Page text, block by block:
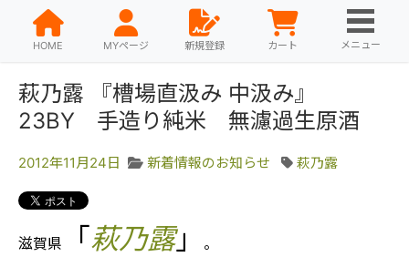
HOME MYページ 新規登録 カート メニュー
萩乃露 『槽場直汲み 中汲み』
23BY 手造り純米 無濾過生原酒
2012年11月24日 新着情報のお知らせ 萩乃露
滋賀県 「萩乃露」 。